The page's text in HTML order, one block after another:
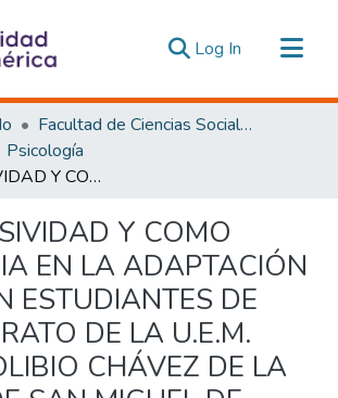
Log In (current)
Facultad de Ciencias Sociales y Humanas
Psicología
“LA AGRESIVIDAD Y COMO INFLUENCIA EN LA ADAPTACIÓN SOCIAL EN ESTUDIANTES DE BACHILLERATO DE LA U.E.M. ÁNGEL POLIBIO CHÁVEZ DE LA CIUDAD DE SAN MIGUEL DE BOLÍVAR, EN EL AÑO 2019”
Y COMO
EN LA ADAPTACIÓN
ESTUDIANTES DE
DE LA U.E.M.
CHÁVEZ DE LA